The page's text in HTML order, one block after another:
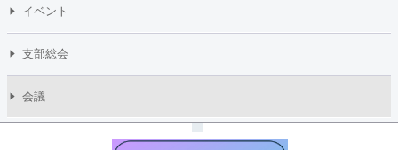
イベント
支部総会
会議